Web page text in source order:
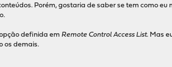
Porém, gostaria de saber se tem como eu
definida em Remote Control Access List. Mas
os demais.